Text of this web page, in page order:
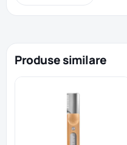
Produse similare